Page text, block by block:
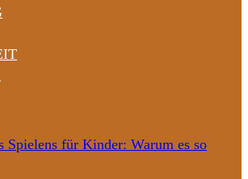
Spielens für Kinder: Warum es so